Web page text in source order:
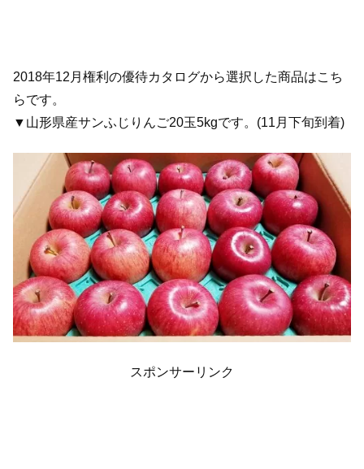
2018年12月権利の優待カタログから選択した商品はこち
らです。
▼山形県産サンふじりんご20玉5kgです。(11月下旬到着)
スポンサーリンク